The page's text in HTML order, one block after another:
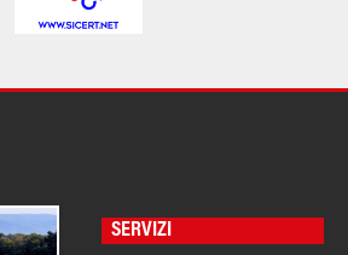
SERVIZI